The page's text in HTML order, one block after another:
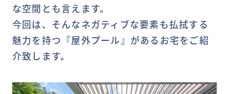
な空間とも言えます。
今回は、そんなネガティブな要素も払拭する
魅力を持つ『屋外プール』があるお宅をご紹
介致します。